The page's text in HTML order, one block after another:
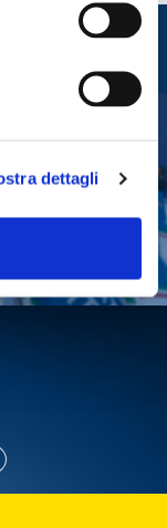
dettagli
di